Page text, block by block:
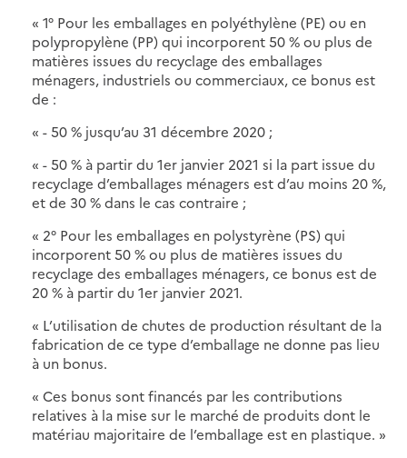
« 1° Pour les emballages en polyéthylène (PE) ou en
polypropylène (PP) qui incorporent 50 % ou plus de
matières issues du recyclage des emballages
ménagers, industriels ou commerciaux, ce bonus est
de :
« - 50 % jusqu’au 31 décembre 2020 ;
« - 50 % à partir du 1er janvier 2021 si la part issue du
recyclage d’emballages ménagers est d’au moins 20 %,
et de 30 % dans le cas contraire ;
« 2° Pour les emballages en polystyrène (PS) qui
incorporent 50 % ou plus de matières issues du
recyclage des emballages ménagers, ce bonus est de
20 % à partir du 1er janvier 2021.
« L’utilisation de chutes de production résultant de la
fabrication de ce type d’emballage ne donne pas lieu
à un bonus.
« Ces bonus sont financés par les contributions
relatives à la mise sur le marché de produits dont le
matériau majoritaire de l’emballage est en plastique. »